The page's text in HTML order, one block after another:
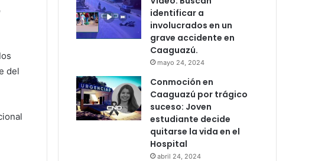
del
identificar a
involucrados en un
grave accidente en
Caaguazú.
mayo 24, 2024
Conmoción en
Caaguazú por trágico
suceso: Joven
estudiante decide
quitarse la vida en el
Hospital
abril 24, 2024